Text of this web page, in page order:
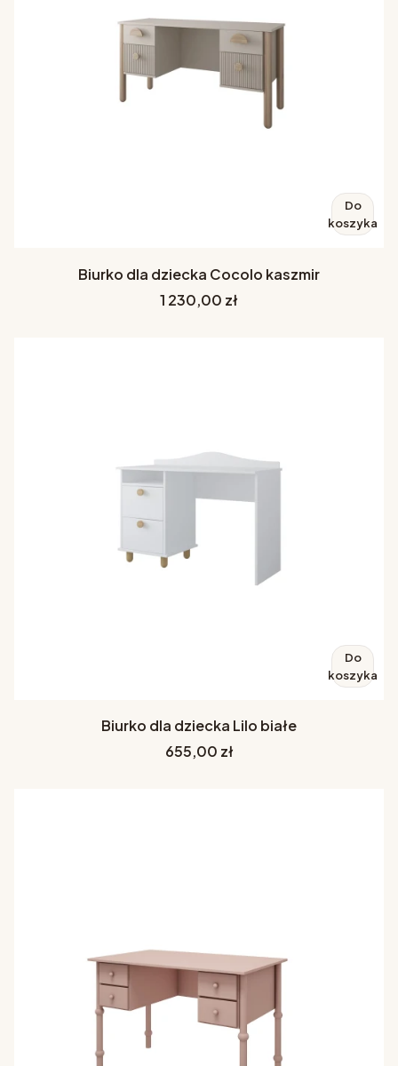
Do
koszyka
Biurko dla dziecka Cocolo kaszmir
Cena
1 230,00 zł
Do
koszyka
Biurko dla dziecka Lilo białe
Cena
655,00 zł